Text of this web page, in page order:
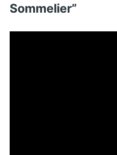
Sommelier”